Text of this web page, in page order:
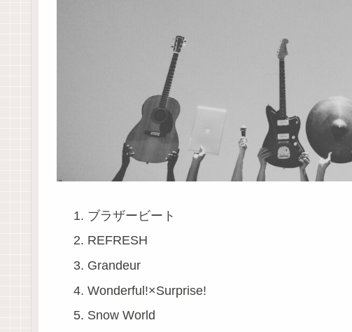
ブラザービート
REFRESH
Grandeur
Wonderful!×Surprise!
Snow World